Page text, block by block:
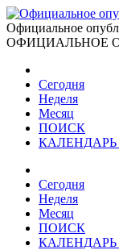
Официальное
ОФИЦИАЛЬНОЕ
Сегодня
Неделя
Месяц
ПОИСК
Сегодня
Неделя
Месяц
ПОИСК